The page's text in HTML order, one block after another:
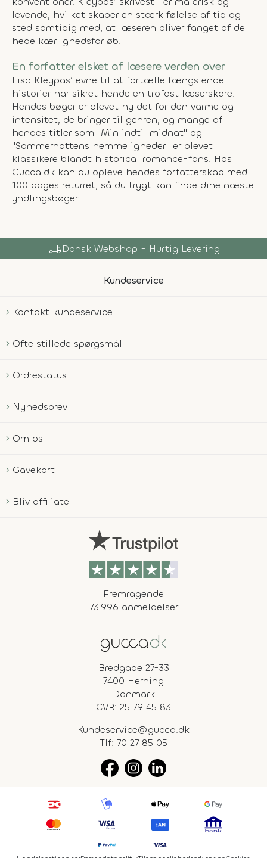
levende, hvilket skaber en stærk følelse af tid og
sted samtidig med, at læseren bliver fanget af de
hede kærlighedsforløb.
En forfatter elsket af læsere verden over
Lisa Kleypas’ evne til at fortælle fængslende
historier har sikret hende en trofast læserskare.
Hendes bøger er blevet hyldet for den varme og
intensitet, de bringer til genren, og mange af
hendes titler som "Min indtil midnat" og
"Sommernattens hemmeligheder" er blevet
klassikere blandt historical romance-fans. Hos
Gucca.dk kan du opleve hendes forfatterskab med
100 dages returret, så du trygt kan finde dine næste
yndlingsbøger.
shopping_bagOver 150.000 Produkter
Kundeservice
Kontakt kundeservice
Ofte stillede spørgsmål
Ordrestatus
Nyhedsbrev
Om os
Gavekort
Bliv affiliate
Fremragende
73.996 anmeldelser
Bredgade 27-33
7400 Herning
Danmark
CVR: 25 79 45 83
Kundeservice@gucca.dk
Tlf: 70 27 85 05